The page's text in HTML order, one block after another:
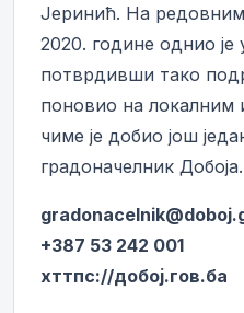
Јеринић. На
2020. године однио је
потврдивши тако
поновио на локалним
чиме је добио још
градоначелник Добоја.
+387 53 242 001
хттпс://добој.гов.ба